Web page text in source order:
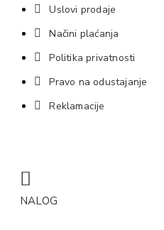
Uslovi prodaje
Načini plaćanja
Politika privatnosti
Pravo na odustajanje
Reklamacije
NALOG